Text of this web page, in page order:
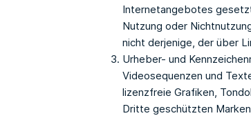
Internetangebotes
Nutzung oder
nicht derjenige, der über
Urheber- und
Videosequenzen und
lizenzfreie Grafiken,
Dritte geschützten